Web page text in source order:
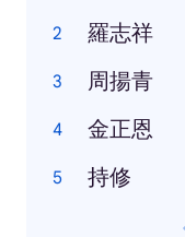
羅志祥
周揚青
金正恩
持修